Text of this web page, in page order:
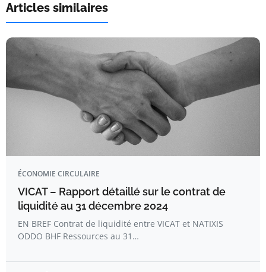
Articles similaires
ÉCONOMIE CIRCULAIRE
VICAT – Rapport détaillé sur le contrat de
liquidité au 31 décembre 2024
EN BREF Contrat de liquidité entre VICAT et NATIXIS
ODDO BHF Ressources au 31…